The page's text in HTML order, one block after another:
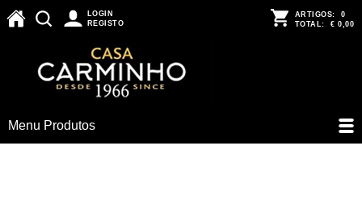
LOGIN
REGISTO
ARTIGOS: 0
TOTAL: € 0,00
Menu Produtos